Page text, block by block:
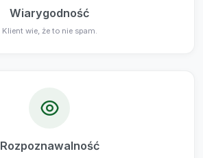
Wiarygodność
Klient wie, że to nie spam.
Rozpoznawalność